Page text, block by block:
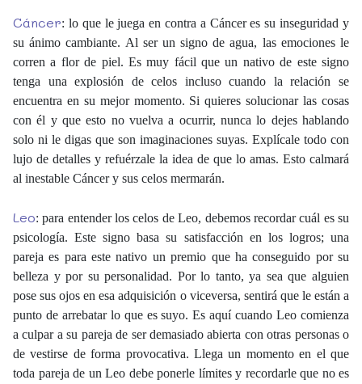
Cáncer: lo que le juega en contra a Cáncer es su inseguridad y
su ánimo cambiante. Al ser un signo de agua, las emociones le
corren a flor de piel. Es muy fácil que un nativo de este signo
tenga una explosión de celos incluso cuando la relación se
encuentra en su mejor momento. Si quieres solucionar las cosas
con él y que esto no vuelva a ocurrir, nunca lo dejes hablando
solo ni le digas que son imaginaciones suyas. Explícale todo con
lujo de detalles y refuérzale la idea de que lo amas. Esto calmará
al inestable Cáncer y sus celos mermarán.
Leo: para entender los celos de Leo, debemos recordar cuál es su
psicología. Este signo basa su satisfacción en los logros; una
pareja es para este nativo un premio que ha conseguido por su
belleza y por su personalidad. Por lo tanto, ya sea que alguien
pose sus ojos en esa adquisición o viceversa, sentirá que le están a
punto de arrebatar lo que es suyo. Es aquí cuando Leo comienza
a culpar a su pareja de ser demasiado abierta con otras personas o
de vestirse de forma provocativa. Llega un momento en el que
toda pareja de un Leo debe ponerle límites y recordarle que no es